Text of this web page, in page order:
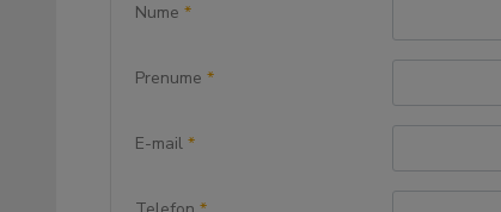
Nume *
Prenume *
E-mail *